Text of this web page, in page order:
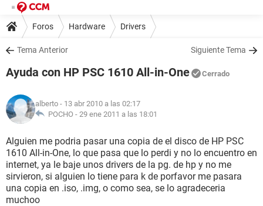
Foros Hardware Drivers
Tema Anterior Siguiente Tema
Ayuda con HP PSC 1610 All-in-One Cerrado
alberto - 13 abr 2010 a las 02:17
POCHO - 29 ene 2011 a las 18:01
Alguien me podria pasar una copia de el disco de HP PSC
1610 All-in-One, lo que pasa que lo perdi y no lo encuentro en
internet, ya le baje unos drivers de la pg. de hp y no me
sirvieron, si alguien lo tiene para k de porfavor me pasara
una copia en .iso, .img, o como sea, se lo agradeceria
muchoo